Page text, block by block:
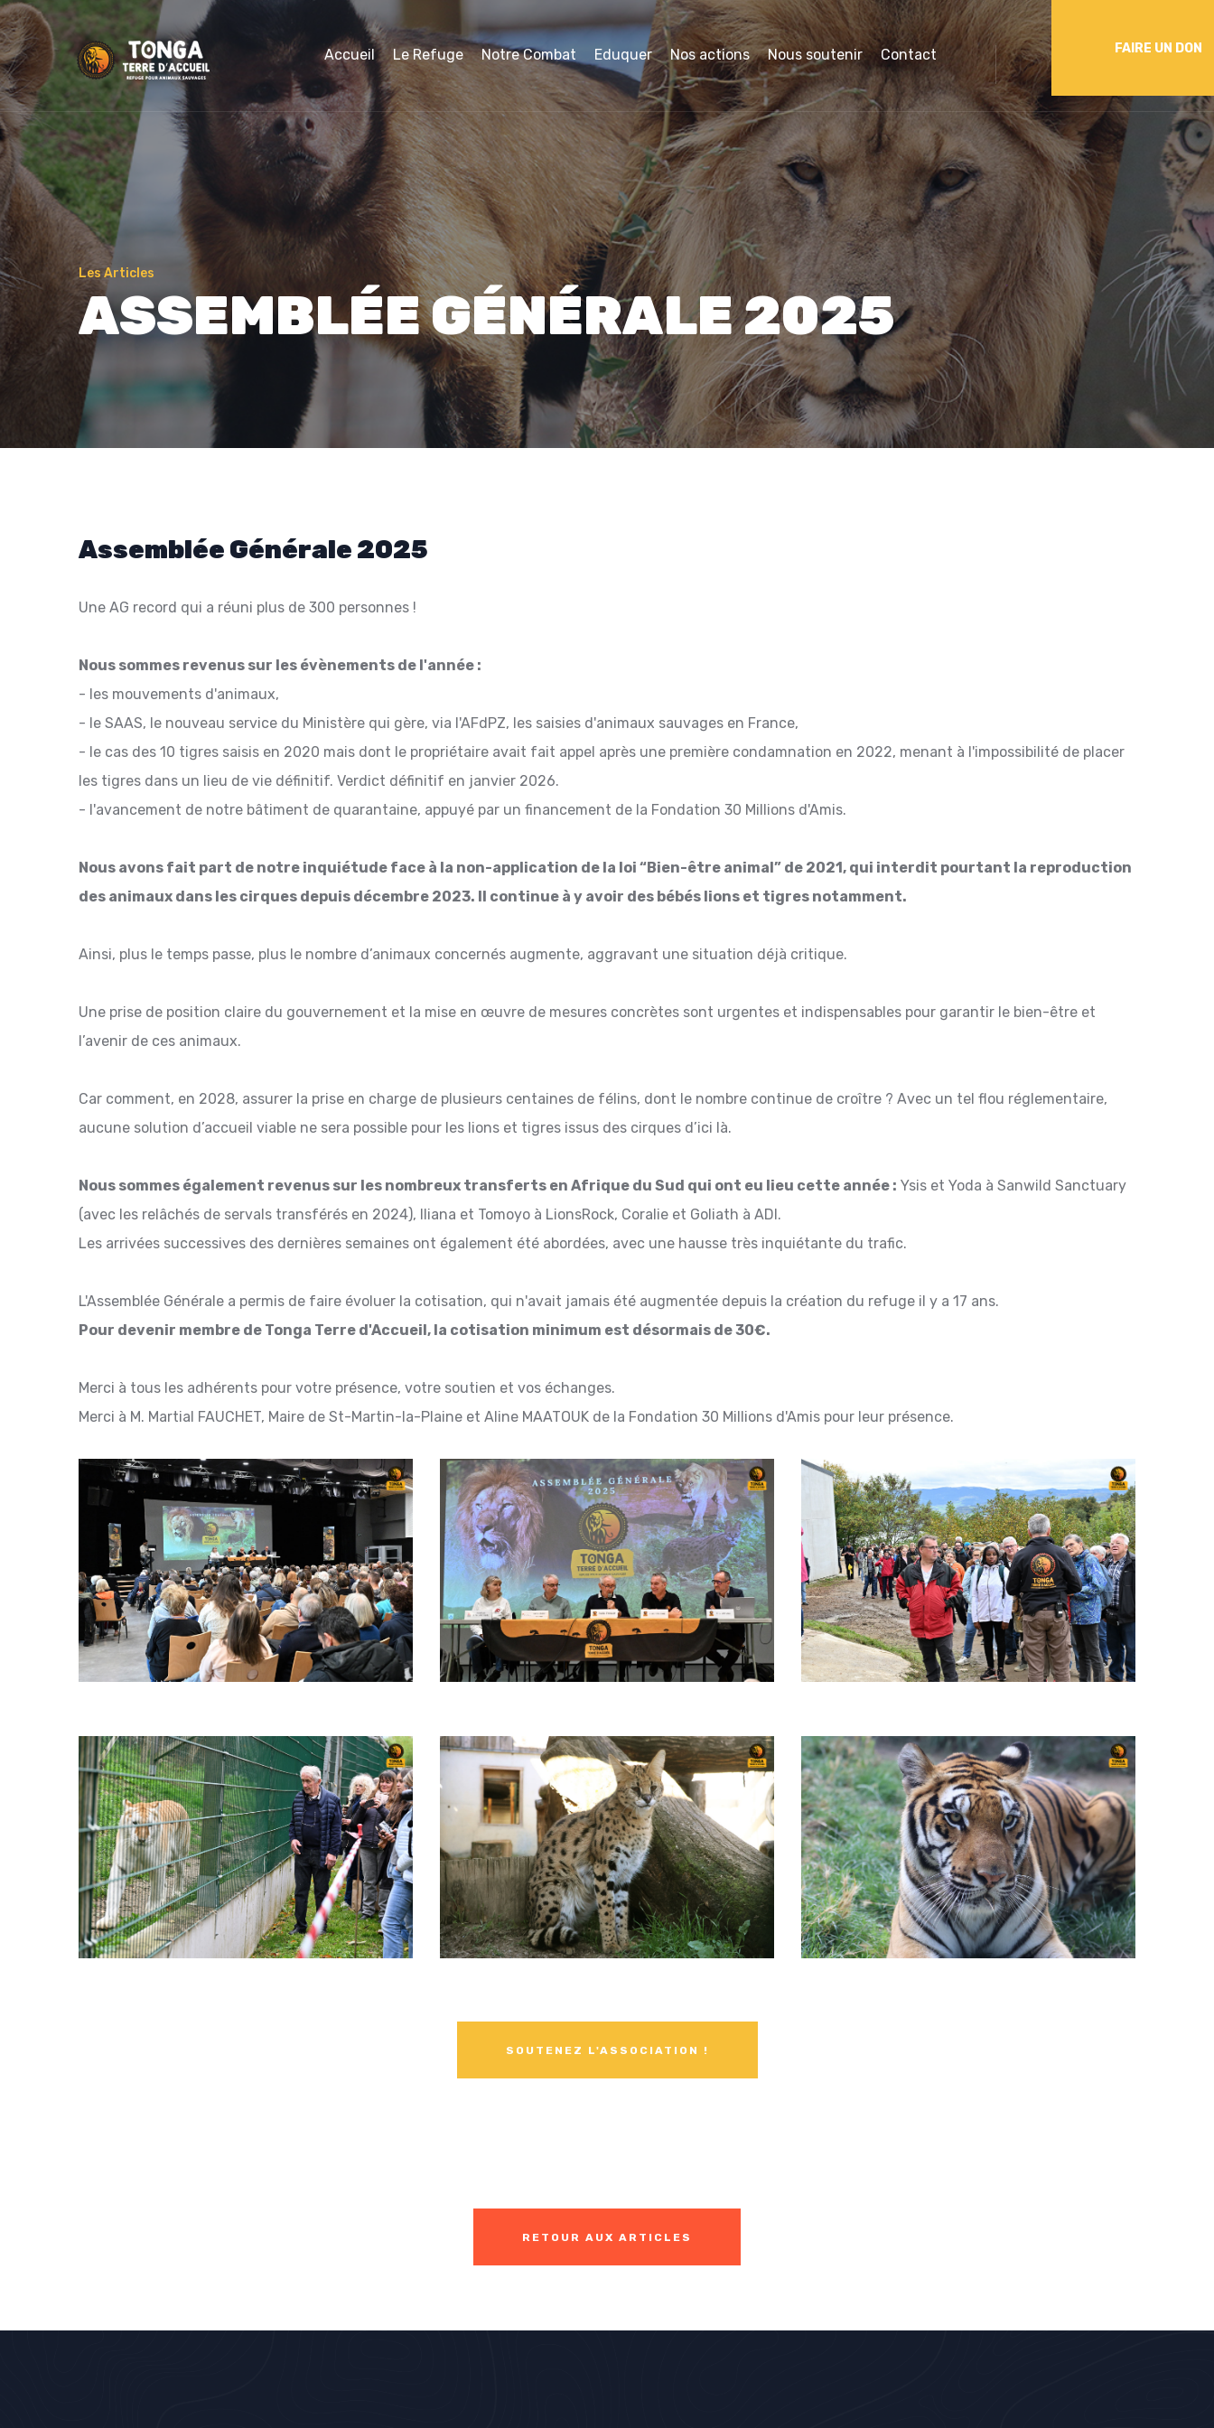
Accueil Le Refuge Notre Combat Eduquer Nos actions Nous soutenir Contact FAIRE UN DON
Les Articles
ASSEMBLÉE GÉNÉRALE 2025
Assemblée Générale 2025
Une AG record qui a réuni plus de 300 personnes !
Nous sommes revenus sur les évènements de l'année :
- ‎les mouvements d'animaux,
- le SAAS, le nouveau service du Ministère qui gère, via l'AFdPZ, les saisies d'animaux sauvages en France,
- le cas des 10 tigres saisis en 2020 mais dont le propriétaire avait fait appel après une première condamnation en 2022, menant à l'impossibilité de placer
les tigres dans un lieu de vie définitif. Verdict définitif en janvier 2026.
- l'avancement de notre bâtiment de quarantaine, appuyé par un financement de la Fondation 30 Millions d'Amis.
Nous avons fait part de notre inquiétude face à la non-application de la loi “Bien-être animal” de 2021, qui interdit pourtant la reproduction
des animaux dans les cirques depuis décembre 2023. Il continue à y avoir des bébés lions et tigres notamment.
Ainsi, plus le temps passe, plus le nombre d’animaux concernés augmente, aggravant une situation déjà critique.
Une prise de position claire du gouvernement et la mise en œuvre de mesures concrètes sont urgentes et indispensables pour garantir le bien-être et
l’avenir de ces animaux.
Car comment, en 2028, assurer la prise en charge de plusieurs centaines de félins, dont le nombre continue de croître ? Avec un tel flou réglementaire,
aucune solution d’accueil viable ne sera possible pour les lions et tigres issus des cirques d’ici là.
Nous sommes également revenus sur les nombreux transferts en Afrique du Sud qui ont eu lieu cette année : Ysis et Yoda à Sanwild Sanctuary
(avec les relâchés de servals transférés en 2024), Iliana et Tomoyo à LionsRock, Coralie et Goliath à ADI.
Les arrivées successives des dernières semaines ont également été abordées, avec une hausse très inquiétante du trafic.
L'Assemblée Générale a permis de faire évoluer la cotisation, qui n'avait jamais été augmentée depuis la création du refuge il y a 17 ans.
Pour devenir membre de Tonga Terre d'Accueil, la cotisation minimum est désormais de 30€.
Merci à tous les adhérents pour votre présence, votre soutien et vos échanges.
Merci à M. Martial FAUCHET, Maire de St-Martin-la-Plaine et Aline MAATOUK de la Fondation 30 Millions d'Amis pour leur présence.
SOUTENEZ L'ASSOCIATION !
RETOUR AUX ARTICLES